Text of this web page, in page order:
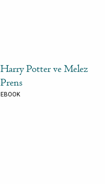
Harry Potter ve Melez
Prens
EBOOK